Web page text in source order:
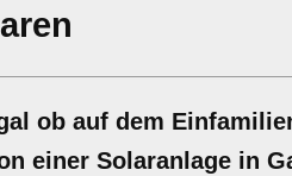
ob auf dem
einer Solaranlage in